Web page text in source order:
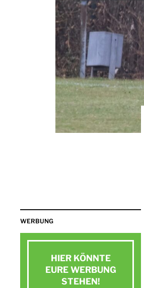
WERBUNG
HIER KÖNNTE
EURE WERBUNG
STEHEN!